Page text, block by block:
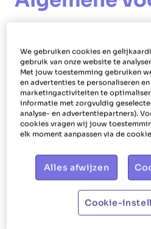
voor de Van
Lease?
Iedere werknemer van
Mossel Private Lease
Private Lease onderzoekt
draagkracht en kan op
om een contract op te
Welke wagen kan
We gebruiken cookies en
gebruik van onze website te
Met jouw toestemming gebruiken
en advertenties te personaliseren
marketingactiviteiten te
informatie met zorgvuldig
analyse- en advertentiepartners).
cookies vragen wij jouw
elk moment aanpassen via de
Alles afwijzen
Cookie-